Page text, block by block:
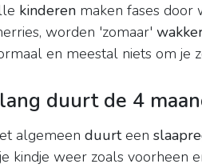
kinderen maken fases door
worden 'zomaar'
en meestal niets om je
duurt de 4
algemeen duurteen
kindje weer zoals voorheen